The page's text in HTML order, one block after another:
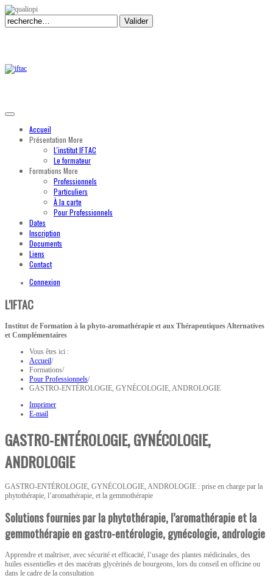
Valider
Accueil
Présentation More
L'institut IFTAC
Le formateur
Formations More
Professionnels
Particuliers
À la carte
Pour Professionnels
Dates
Inscription
Documents
Liens
Contact
Connexion
L'IFTAC
Institut de Formation à la phyto-aromathérapie et aux Thérapeutiques Alternatives
et Complémentaires
Vous êtes ici :
Accueil/
Formations/
Pour Professionnels/
GASTRO-ENTÉROLOGIE, GYNÉCOLOGIE, ANDROLOGIE
Imprimer
E-mail
GASTRO-ENTÉROLOGIE, GYNÉCOLOGIE,
ANDROLOGIE
GASTRO-ENTÉROLOGIE, GYNÉCOLOGIE, ANDROLOGIE : prise en charge par la
phytothérapie, l’aromathérapie, et la gemmothérapie
Solutions fournies par la phytothérapie, l’aromathérapie et la
gemmothérapie en gastro-entérologie, gynécologie, andrologie
Apprendre et maîtriser, avec sécurité et efficacité, l’usage des plantes médicinales, des
huiles essentielles et des macérats glycérinés de bourgeons, lors du conseil en officine ou
dans le cadre de la consultation